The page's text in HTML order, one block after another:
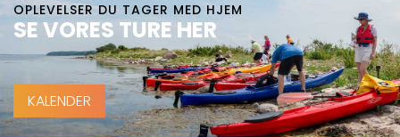
OPLEVELSER DU TAGER MED HJEM
SE VORES TURE HER
KALENDER